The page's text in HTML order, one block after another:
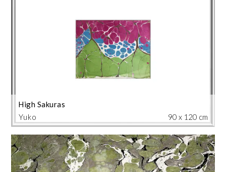
Yuko
High Sakuras
90 x 120 cm